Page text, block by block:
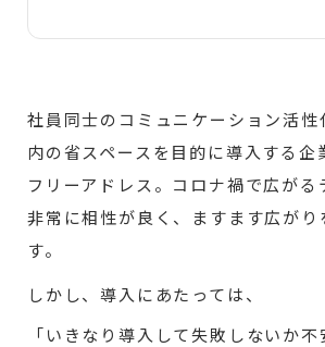
社員同士のコミュニケーション活性
内の省スペースを目的に導入する企
フリーアドレス。コロナ禍で広がる
非常に相性が良く、ますます広がり
す。
しかし、導入にあたっては、
「いきなり導入して失敗しないか不